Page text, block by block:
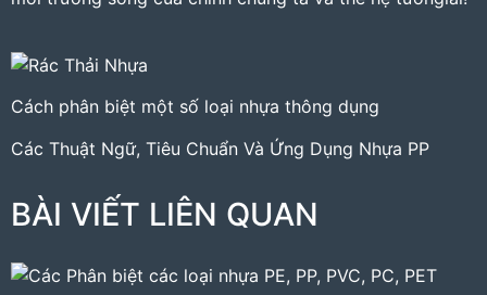
Cách phân biệt một số loại nhựa thông dụng
Các Thuật Ngữ, Tiêu Chuẩn Và Ứng Dụng Nhựa PP
BÀI VIẾT LIÊN QUAN